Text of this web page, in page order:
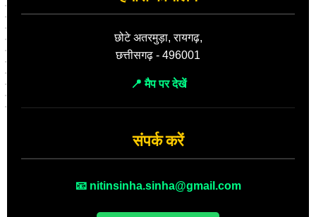
छोटे अतरमुड़ा, रायगढ़,
छत्तीसगढ़ - 496001
📍 मैप पर देखें
संपर्क करें
📧 nitinsinha.sinha@gmail.com